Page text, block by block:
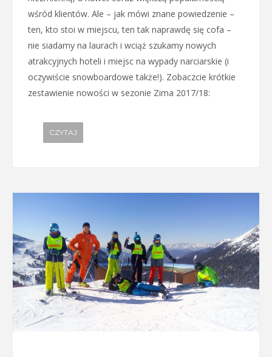
wśród klientów. Ale – jak mówi znane powiedzenie –
ten, kto stoi w miejscu, ten tak naprawdę się cofa –
nie siadamy na laurach i wciąż szukamy nowych
atrakcyjnych hoteli i miejsc na wypady narciarskie (i
oczywiście snowboardowe także!). Zobaczcie krótkie
zestawienie nowości w sezonie Zima 2017/18:
CZYTAJ